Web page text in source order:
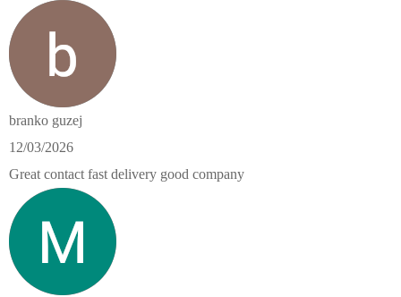
branko guzej
12/03/2026
Great contact fast delivery good company